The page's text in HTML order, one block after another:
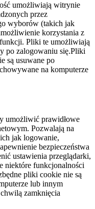
umożliwiają witrynie
przez
wyborów (takich jak
korzystania z
Pliki te umożliwiają
po zalogowaniu się.Pliki
są usuwane po
na komputerze
umożliwić prawidłowe
Pozwalają na
jak logowanie,
bezpieczeństwa
ustawienia przeglądarki,
niektóre funkcjonalności
pliki cookie nie są
lub innym
zamknięcia